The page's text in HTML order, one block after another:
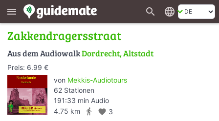
menu search language
Zakkendragersstraat
Aus dem AudiowalkDordrecht, Altstadt
Preis: 6.99 €
von Mekkis-Audiotours
62 Stationen
191:33 min Audio
4.75 km
directions_walk favorite 3